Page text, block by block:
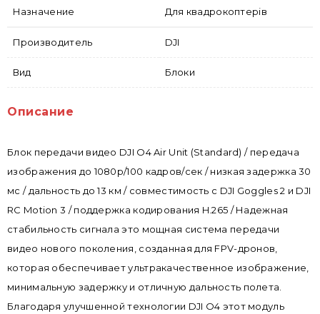
Назначение Для квадрокоптерів
Производитель DJI
Вид Блоки
Описание
Блок передачи видео DJI O4 Air Unit (Standard) / передача
изображения до 1080p/100 кадров/сек / низкая задержка 30
мс / дальность до 13 км / совместимость с DJI Goggles 2 и DJI
RC Motion 3 / поддержка кодирования H.265 / Надежная
стабильность сигнала это мощная система передачи
видео нового поколения, созданная для FPV-дронов,
которая обеспечивает ультракачественное изображение,
минимальную задержку и отличную дальность полета.
Благодаря улучшенной технологии DJI O4 этот модуль